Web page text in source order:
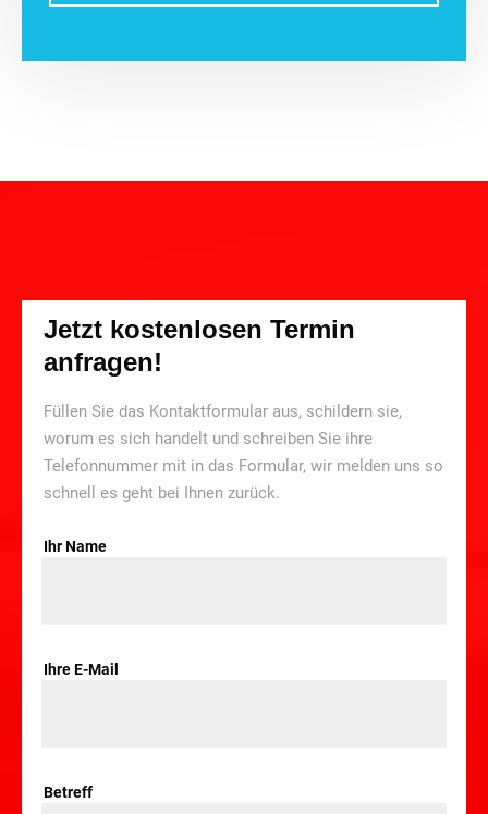
Jetzt kostenlosen Termin
anfragen!
Füllen Sie das Kontaktformular aus, schildern sie,
worum es sich handelt und schreiben Sie ihre
Telefonnummer mit in das Formular, wir melden uns so
schnell es geht bei Ihnen zurück.
Ihr Name
Ihre E-Mail
Betreff